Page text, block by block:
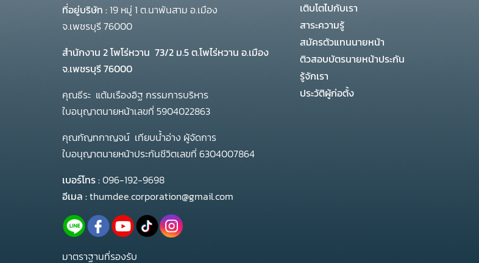
ที่อยู่บริษัท :19 หมู่ 1 ต.นาพันสาม อ.เมือง
จ.เพชรบุรี 76000
สำนักงาน 2 โพโร่หวาน 73/2 ม.5 ต.โพไร่หวาน อ.เมือง
จ.เพชรบุรี 76000
คุณธีระ แต้มเรืองอิฐ กรรมการบริหาร
ใบอนุญาตนายหน้าเลขที่ 5904022863
คุณกัญทกาญจน์ เทียบน้ำอ่าง ผู้จัดการ
ใบอนุญาตนายหน้าประกันชีวิตเลขที่ 6304007864
เบอร์โทร :096-192-9698
อีเมล :thumdee.corporation@gmail.com
มาตราฐานที่รองรับ
เติบโตไปกับเรา
สาระความรู้
สมัครตัวแทนนายหน้า
ติวสอบบัตรนายหน้าประกัน
รู้จักเรา
ประวัติผู้ก่อตั้ง